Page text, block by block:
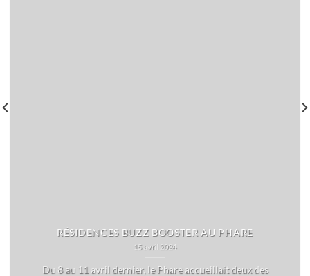
RÉSIDENCES BUZZ BOOSTER AU PHARE
15 avril 2024
Du 8 au 11 avril dernier, le Phare accueillait deux des